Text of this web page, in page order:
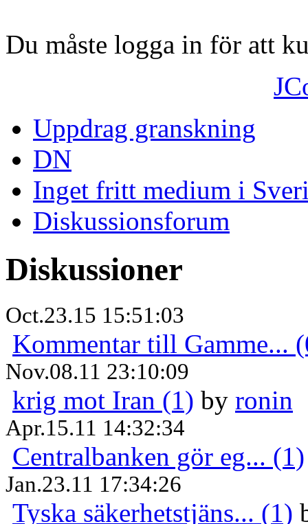
Du måste logga in för att
Uppdrag granskning
DN
Inget fritt medium i
Diskussionsforum
Diskussioner
Oct.23.15 15:51:03
Kommentar till Gamme...
Nov.08.11 23:10:09
krig mot Iran (1) by ronin
Apr.15.11 14:32:34
Centralbanken gör eg... (1)
Jan.23.11 17:34:26
Tyska säkerhetstjäns... (1)